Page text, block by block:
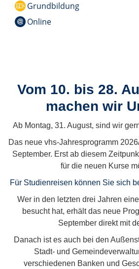
Grundbildung
Online
Vom 10. bis 28.
machen wir
Ab Montag, 31. August, sind wir
Das neue vhs-Jahresprogramm
September. Erst ab diesem
für die neuen Kurse
Für Studienreisen können Sie sich
Wer in den letzten drei Jahren
besucht hat, erhält das neue
September direkt mit
Danach ist es auch bei den
Stadt- und
verschiedenen Banken und